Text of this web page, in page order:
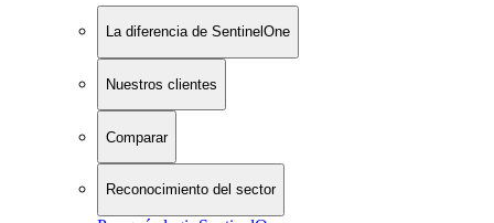
La diferencia de SentinelOne
Nuestros clientes
Comparar
Reconocimiento del sector